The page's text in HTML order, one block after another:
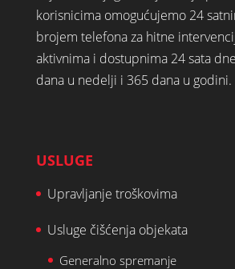
korisnicima omogućujemo 24
brojem telefona za hitne
aktivnima i dostupnima 24 sata
dana u nedelji i 365 dana u godini.
USLUGE
Upravljanje troškovima
Usluge čišćenja objekata
Generalno spremanje